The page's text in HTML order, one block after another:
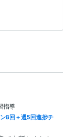
指導
8回＋週5回進捗チ